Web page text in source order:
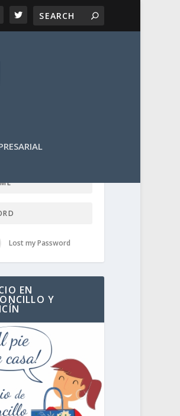
TTN
Lost my Password
EN
Y